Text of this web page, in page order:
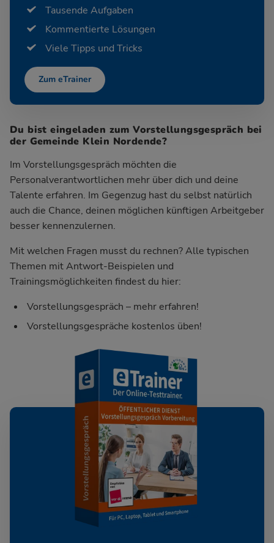
Tausende Aufgaben
Kommentierte Lösungen
Viele Tipps und Tricks
Zum eTrainer
Du bist eingeladen zum Vorstellungsgespräch bei
der Gemeinde Klein Nordende?
Im Vorstellungsgespräch möchten die
Personalverantwortlichen mehr über dich und deine
Talente erfahren. Im Gegenzug hast du selbst natürlich
auch die Chance, deinen möglichen künftigen Arbeitgeber
besser kennenzulernen.
Mit welchen Fragen musst du rechnen? Alle typischen
Themen mit Antwort-Beispielen und
Trainingsmöglichkeiten findest du hier:
Vorstellungsgespräch – mehr erfahren!
Vorstellungsgespräche kostenlos üben!